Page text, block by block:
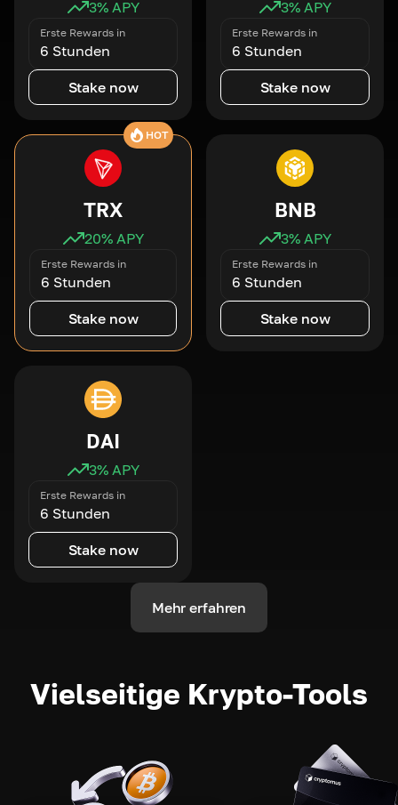
3% APY
Erste Rewards in
6 Stunden
Stake now
3% APY
Erste Rewards in
6 Stunden
Stake now
HOT
TRX
20% APY
Erste Rewards in
6 Stunden
Stake now
BNB
3% APY
Erste Rewards in
6 Stunden
Stake now
DAI
3% APY
Erste Rewards in
6 Stunden
Stake now
Mehr erfahren
Vielseitige Krypto-Tools